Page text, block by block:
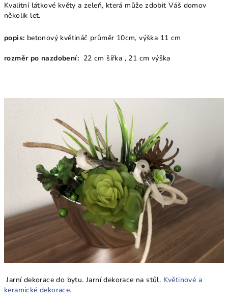
Kvalitní látkové květy a zeleň, která může zdobit Váš domov
několik let.
popis: betonový květináč průměr 10cm, výška 11 cm
rozměr po nazdobení: 22 cm šířka , 21 cm výška
Jarní dekorace do bytu. Jarní dekorace na stůl. Květinové a
keramické dekorace.